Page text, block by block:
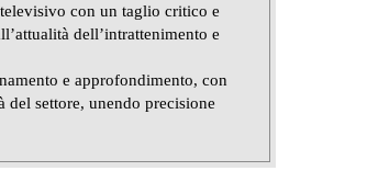
con un taglio critico e
dell’intrattenimento e
e approfondimento, con
settore, unendo precisione